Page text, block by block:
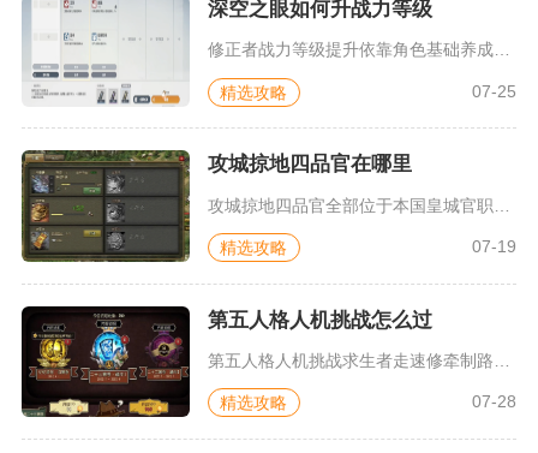
深空之眼如何升战力等级
修正者战力等级提升依靠角色基础养成、权钥、刻印、跃迁、神格、...
精选攻略 07-25
攻城掠地四品官在哪里
精选攻略 07-19
第五人格人机挑战怎么过
精选攻略 07-28